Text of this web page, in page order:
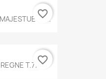
favorite_border
T.778favorite_border